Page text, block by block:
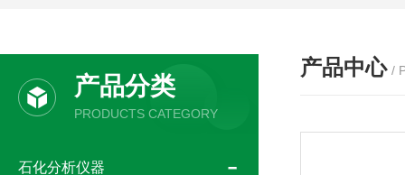
产品中心 /
产品分类
PRODUCTS CATEGORY
石化分析仪器